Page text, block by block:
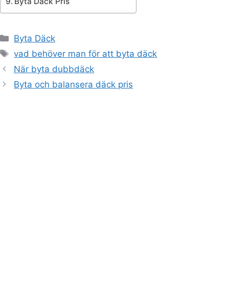
Kategorier
Byta Däck
Etiketter
vad behöver man för att byta däck
När byta dubbdäck
Byta och balansera däck pris